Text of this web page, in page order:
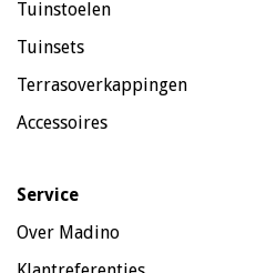
Tuinstoelen
Tuinsets
Terrasoverkappingen
Accessoires
Service
Over Madino